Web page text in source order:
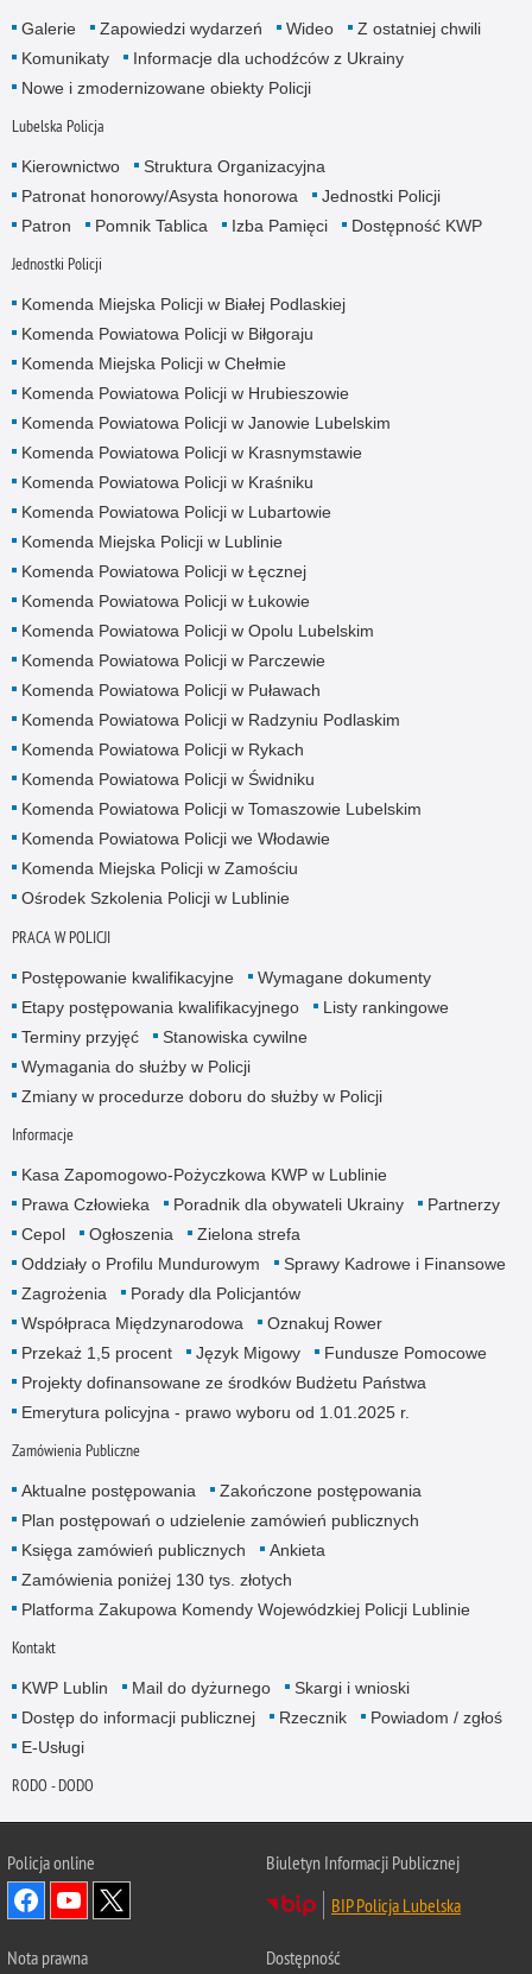
Galerie Zapowiedzi wydarzeń Wideo
Z ostatniej chwili
Komunikaty
Informacje dla uchodźców z Ukrainy
Nowe i zmodernizowane obiekty Policji
Lubelska Policja
Kierownictwo
Struktura Organizacyjna
Patronat honorowy/Asysta honorowa
Jednostki Policji
Patron
Pomnik Tablica Izba Pamięci Dostępność KWP
Jednostki Policji
Komenda Miejska Policji w Białej Podlaskiej
Komenda Powiatowa Policji w Biłgoraju
Komenda Miejska Policji w Chełmie
Komenda Powiatowa Policji w Hrubieszowie
Komenda Powiatowa Policji w Janowie Lubelskim
Komenda Powiatowa Policji w Krasnymstawie
Komenda Powiatowa Policji w Kraśniku
Komenda Powiatowa Policji w Lubartowie
Komenda Miejska Policji w Lublinie
Komenda Powiatowa Policji w Łęcznej
Komenda Powiatowa Policji w Łukowie
Komenda Powiatowa Policji w Opolu Lubelskim
Komenda Powiatowa Policji w Parczewie
Komenda Powiatowa Policji w Puławach
Komenda Powiatowa Policji w Radzyniu Podlaskim
Komenda Powiatowa Policji w Rykach
Komenda Powiatowa Policji w Świdniku
Komenda Powiatowa Policji w Tomaszowie Lubelskim
Komenda Powiatowa Policji we Włodawie
Komenda Miejska Policji w Zamościu
Ośrodek Szkolenia Policji w Lublinie
PRACA W POLICJI
Postępowanie kwalifikacyjne
Wymagane dokumenty
Etapy postępowania kwalifikacyjnego
Listy rankingowe
Terminy przyjęć
Stanowiska cywilne
Wymagania do służby w Policji
Zmiany w procedurze doboru do służby w Policji
Informacje
Kasa Zapomogowo-Pożyczkowa KWP w Lublinie
Prawa Człowieka
Poradnik dla obywateli Ukrainy
Partnerzy
Cepol
Ogłoszenia
Zielona strefa
Oddziały o Profilu Mundurowym
Sprawy Kadrowe i Finansowe
Zagrożenia
Porady dla Policjantów
Współpraca Międzynarodowa
Oznakuj Rower
Przekaż 1,5 procent
Język Migowy
Fundusze Pomocowe
Projekty dofinansowane ze środków Budżetu Państwa
Emerytura policyjna - prawo wyboru od 1.01.2025 r.
Zamówienia Publiczne
Aktualne postępowania
Zakończone postępowania
Plan postępowań o udzielenie zamówień publicznych
Księga zamówień publicznych
Ankieta
Zamówienia poniżej 130 tys. złotych
Platforma Zakupowa Komendy Wojewódzkiej Policji Lublinie
Kontakt
KWP Lublin Mail do dyżurnego
Skargi i wnioski
Dostęp do informacji publicznej
Rzecznik
Powiadom / zgłoś
E-Usługi
RODO - DODO
Policja online
Biuletyn Informacji Publicznej
BIP Policja Lubelska
Nota prawna Dostępność